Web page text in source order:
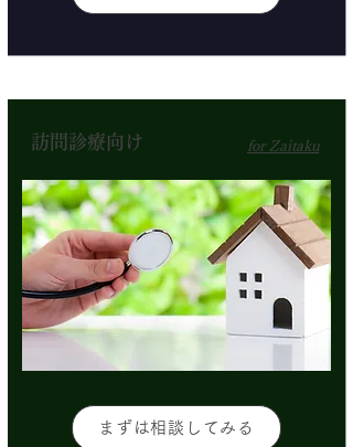
訪問診療向け for Zaitaku
まずは相談してみる